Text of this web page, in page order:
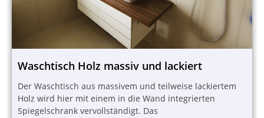
Waschtisch Holz massiv und lackiert
Der Waschtisch aus massivem und teilweise lackiertem
Holz wird hier mit einem in die Wand integrierten
Spiegelschrank vervollständigt. Das